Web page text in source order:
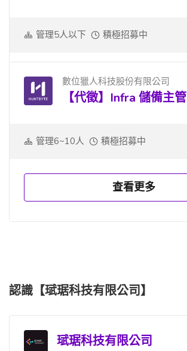
管理5人以下 積極招募中
數位獵人科技股份有限公司
【代徵】Infra 儲備主管
管理6~10人 積極招募中
查看更多
認識【珷琚科技有限公司】
珷琚科技有限公司